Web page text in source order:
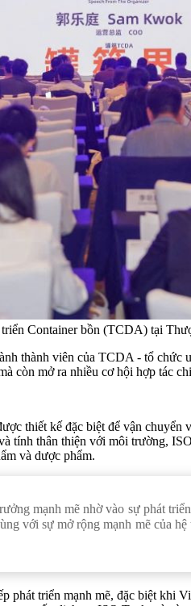
Container bồn (TCDA) tại
thành viên của TCDA - tổ
còn mở ra nhiều cơ hội hợp tác
thiết kế đặc biệt để vận
tính thân thiện với môi trường,
và dược phẩm.
mạnh mẽ nhờ vào sự phát
với sự mở rộng mạnh mẽ của
triển mạnh mẽ, đặc biệt khi